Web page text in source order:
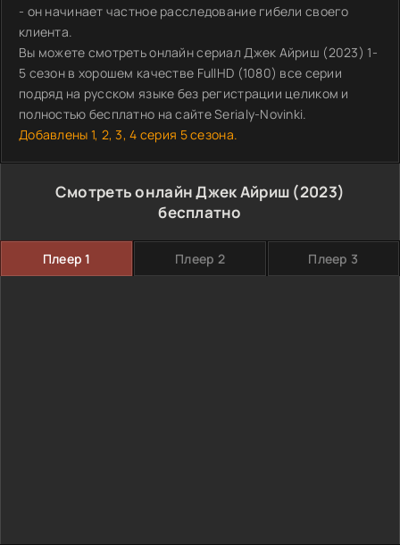
- он начинает частное расследование гибели своего
клиента.
Вы можете смотреть онлайн сериал Джек Айриш (2023) 1-
5 сезон в хорошем качестве FullHD (1080) все серии
подряд на русском языке без регистрации целиком и
полностью бесплатно на сайте Serialy-Novinki.
Добавлены 1, 2, 3, 4 серия 5 сезона.
Смотреть онлайн Джек Айриш (2023)
бесплатно
Плеер 1 Плеер 2 Плеер 3